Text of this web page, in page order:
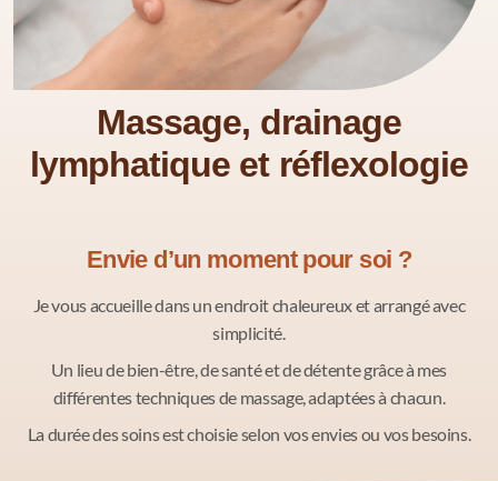
Massage, drainage
lymphatique et réflexologie
Envie d’un moment pour soi ?
Je vous accueille dans un endroit chaleureux et arrangé avec
simplicité.
Un lieu de bien-être, de santé et de détente grâce à mes
différentes techniques de massage, adaptées à chacun.
La durée des soins est choisie selon vos envies ou vos besoins.